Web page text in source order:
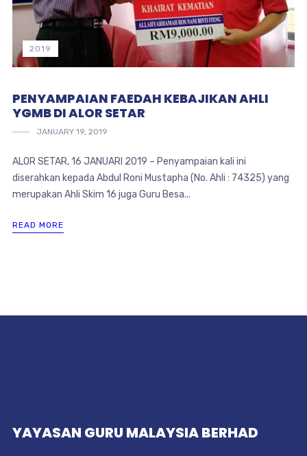
2019
PENYAMPAIAN FAEDAH KEBAJIKAN AHLI
YGMB DI ALOR SETAR
JANUARY 19, 2019
ALOR SETAR, 16 JANUARI 2019 – Penyampaian kali ini
diserahkan kepada Abdul Roni Mustapha (No. Ahli : 74325) yang
merupakan Ahli Skim 16 juga Guru Besa...
READ MORE
YAYASAN GURU MALAYSIA BERHAD